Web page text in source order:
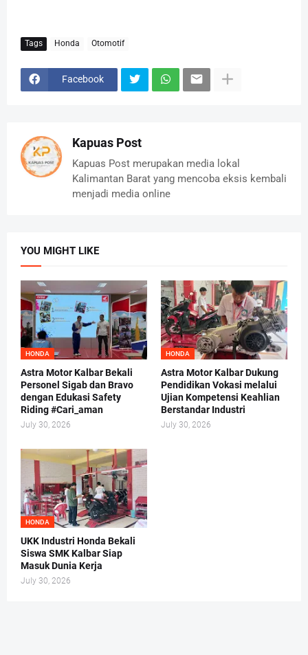
Tags Honda Otomotif
Facebook
Kapuas Post
Kapuas Post merupakan media lokal
Kalimantan Barat yang mencoba eksis kembali
menjadi media online
YOU MIGHT LIKE
HONDA
Astra Motor Kalbar Bekali
Personel Sigab dan Bravo
dengan Edukasi Safety
Riding #Cari_aman
July 30, 2026
HONDA
Astra Motor Kalbar Dukung
Pendidikan Vokasi melalui
Ujian Kompetensi Keahlian
Berstandar Industri
July 30, 2026
HONDA
UKK Industri Honda Bekali
Siswa SMK Kalbar Siap
Masuk Dunia Kerja
July 30, 2026